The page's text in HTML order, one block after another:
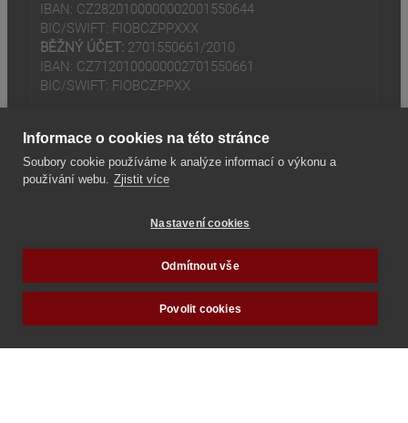
IBAN: CZ2820100000002001550644
BIC/SWIFT: FIOBCZPPXXX
BĚŽNÝ ÚČET: 2701550661/2010
IBAN: CZ7120100000002701550661
BIC/SWIFT: FIOBCZPPXX
Seznam odkazů
(odkaz je externí)
Informace o cookies na této stránce
Soubory cookie používáme k analýze informací o výkonu a
používání webu. Zjistit více
Nastavení cookies
Odmítnout vše
Povolit cookies